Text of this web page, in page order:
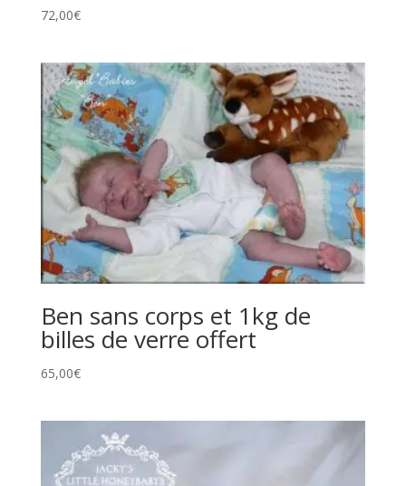
72,00€
Ben sans corps et 1kg de
billes de verre offert
65,00€